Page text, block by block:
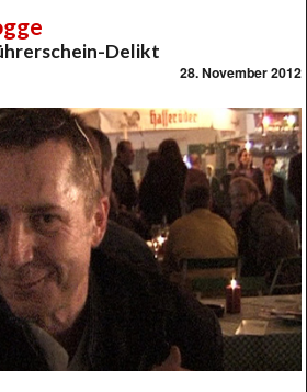
Delikt
28. November 2012